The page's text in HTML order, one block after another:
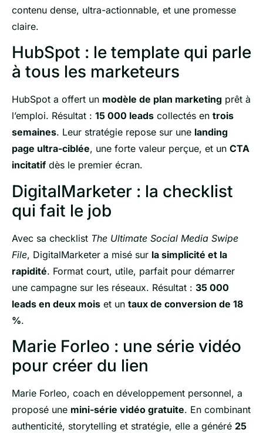
contenu dense, ultra-actionnable, et une promesse
claire.
HubSpot : le template qui parle
à tous les marketeurs
HubSpot a offert un modèle de plan marketing prêt à
l’emploi. Résultat : 15 000 leads collectés en trois
semaines. Leur stratégie repose sur une landing
page ultra-ciblée, une forte valeur perçue, et un CTA
incitatifdès le premier écran.
DigitalMarketer : la checklist
qui fait le job
Avec sa checklist The Ultimate Social Media Swipe
File, DigitalMarketer a misé sur la simplicité et la
rapidité. Format court, utile, parfait pour démarrer
une campagne sur les réseaux. Résultat : 35 000
leads en deux mois et un taux de conversion de 18
%.
Marie Forleo : une série vidéo
pour créer du lien
Marie Forleo, coach en développement personnel, a
proposé une mini-série vidéo gratuite. En combinant
authenticité, storytelling et stratégie, elle a généré 25